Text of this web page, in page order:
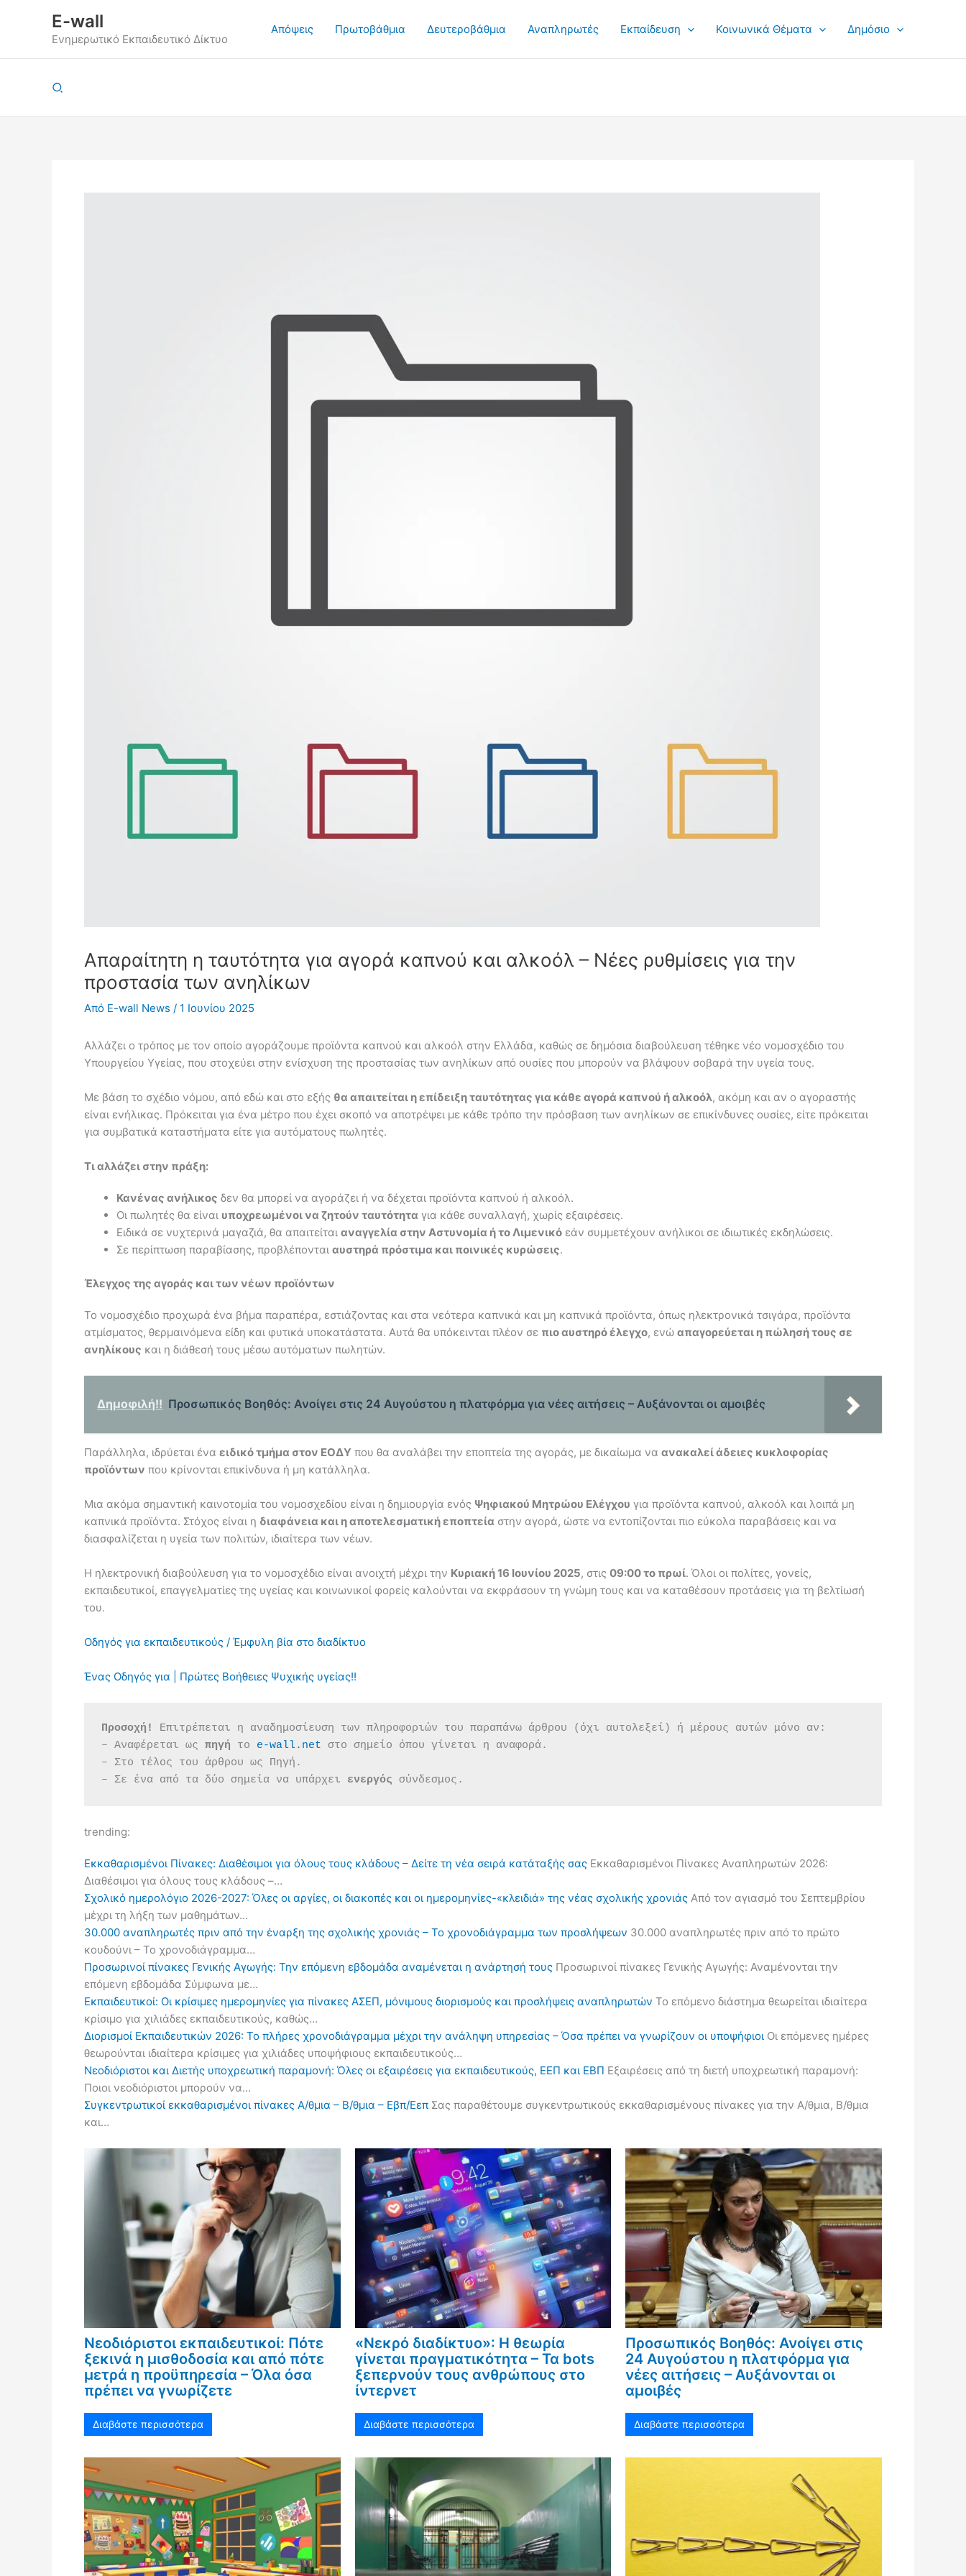
περιεχόμενο
E-wall
Ενημερωτικό Εκπαιδευτικό Δίκτυο
Απόψεις Πρωτοβάθμια Δευτεροβάθμια Αναπληρωτές Εκπαίδευση Κοινωνικά Θέματα Δημόσιο
Αναζήτηση
Απαραίτητη η ταυτότητα για αγορά καπνού και αλκοόλ – Νέες ρυθμίσεις για την
προστασία των ανηλίκων
Από E-wall News / 1 Ιουνίου 2025
Αλλάζει ο τρόπος με τον οποίο αγοράζουμε προϊόντα καπνού και αλκοόλ στην Ελλάδα, καθώς σε δημόσια διαβούλευση τέθηκε νέο νομοσχέδιο του
Υπουργείου Υγείας, που στοχεύει στην ενίσχυση της προστασίας των ανηλίκων από ουσίες που μπορούν να βλάψουν σοβαρά την υγεία τους.
Με βάση το σχέδιο νόμου, από εδώ και στο εξής θα απαιτείται η επίδειξη ταυτότητας για κάθε αγορά καπνού ή αλκοόλ, ακόμη και αν ο αγοραστής
είναι ενήλικας. Πρόκειται για ένα μέτρο που έχει σκοπό να αποτρέψει με κάθε τρόπο την πρόσβαση των ανηλίκων σε επικίνδυνες ουσίες, είτε πρόκειται
για συμβατικά καταστήματα είτε για αυτόματους πωλητές.
Τι αλλάζει στην πράξη:
Κανένας ανήλικος δεν θα μπορεί να αγοράζει ή να δέχεται προϊόντα καπνού ή αλκοόλ.
Οι πωλητές θα είναι υποχρεωμένοι να ζητούν ταυτότητα για κάθε συναλλαγή, χωρίς εξαιρέσεις.
Ειδικά σε νυχτερινά μαγαζιά, θα απαιτείται αναγγελία στην Αστυνομία ή το Λιμενικό εάν συμμετέχουν ανήλικοι σε ιδιωτικές εκδηλώσεις.
Σε περίπτωση παραβίασης, προβλέπονται αυστηρά πρόστιμα και ποινικές κυρώσεις.
Έλεγχος της αγοράς και των νέων προϊόντων
Το νομοσχέδιο προχωρά ένα βήμα παραπέρα, εστιάζοντας και στα νεότερα καπνικά και μη καπνικά προϊόντα, όπως ηλεκτρονικά τσιγάρα, προϊόντα
ατμίσματος, θερμαινόμενα είδη και φυτικά υποκατάστατα. Αυτά θα υπόκεινται πλέον σε πιο αυστηρό έλεγχο, ενώ απαγορεύεται η πώλησή τους σε
ανηλίκους και η διάθεσή τους μέσω αυτόματων πωλητών.
Δημοφιλή!! Προσωπικός Βοηθός: Ανοίγει στις 24 Αυγούστου η πλατφόρμα για νέες αιτήσεις – Αυξάνονται οι αμοιβές
Παράλληλα, ιδρύεται ένα ειδικό τμήμα στον ΕΟΔΥ που θα αναλάβει την εποπτεία της αγοράς, με δικαίωμα να ανακαλεί άδειες κυκλοφορίας
προϊόντων που κρίνονται επικίνδυνα ή μη κατάλληλα.
Μια ακόμα σημαντική καινοτομία του νομοσχεδίου είναι η δημιουργία ενός Ψηφιακού Μητρώου Ελέγχου για προϊόντα καπνού, αλκοόλ και λοιπά μη
καπνικά προϊόντα. Στόχος είναι η διαφάνεια και η αποτελεσματική εποπτεία στην αγορά, ώστε να εντοπίζονται πιο εύκολα παραβάσεις και να
διασφαλίζεται η υγεία των πολιτών, ιδιαίτερα των νέων.
Η ηλεκτρονική διαβούλευση για το νομοσχέδιο είναι ανοιχτή μέχρι την Κυριακή 16 Ιουνίου 2025, στις 09:00 το πρωί. Όλοι οι πολίτες, γονείς,
εκπαιδευτικοί, επαγγελματίες της υγείας και κοινωνικοί φορείς καλούνται να εκφράσουν τη γνώμη τους και να καταθέσουν προτάσεις για τη βελτίωσή
του.
Οδηγός για εκπαιδευτικούς / Έμφυλη βία στο διαδίκτυο
Ένας Οδηγός για | Πρώτες Βοήθειες Ψυχικής υγείας!!
Προσοχή!
Επιτρέπεται η αναδημοσίευση των πληροφοριών του παραπάνω άρθρου (όχι αυτολεξεί) ή μέρους αυτών μόνο αν:
– Αναφέρεται ως πηγή το e-wall.net στο σημείο όπου γίνεται η αναφορά.
– Στο τέλος του άρθρου ως Πηγή.
– Σε ένα από τα δύο σημεία να υπάρχει ενεργός σύνδεσμος.
trending:
Εκκαθαρισμένοι Πίνακες: Διαθέσιμοι για όλους τους κλάδους – Δείτε τη νέα σειρά κατάταξής σας Εκκαθαρισμένοι Πίνακες Αναπληρωτών 2026:
Διαθέσιμοι για όλους τους κλάδους –…
Σχολικό ημερολόγιο 2026-2027: Όλες οι αργίες, οι διακοπές και οι ημερομηνίες-«κλειδιά» της νέας σχολικής χρονιάς Από τον αγιασμό του Σεπτεμβρίου
μέχρι τη λήξη των μαθημάτων…
30.000 αναπληρωτές πριν από την έναρξη της σχολικής χρονιάς – Το χρονοδιάγραμμα των προσλήψεων 30.000 αναπληρωτές πριν από το πρώτο
κουδούνι – Το χρονοδιάγραμμα…
Προσωρινοί πίνακες Γενικής Αγωγής: Την επόμενη εβδομάδα αναμένεται η ανάρτησή τους Προσωρινοί πίνακες Γενικής Αγωγής: Αναμένονται την
επόμενη εβδομάδα Σύμφωνα με…
Εκπαιδευτικοί: Οι κρίσιμες ημερομηνίες για πίνακες ΑΣΕΠ, μόνιμους διορισμούς και προσλήψεις αναπληρωτών Το επόμενο διάστημα θεωρείται ιδιαίτερα
κρίσιμο για χιλιάδες εκπαιδευτικούς, καθώς…
Διορισμοί Εκπαιδευτικών 2026: Το πλήρες χρονοδιάγραμμα μέχρι την ανάληψη υπηρεσίας – Όσα πρέπει να γνωρίζουν οι υποψήφιοι Οι επόμενες ημέρες
θεωρούνται ιδιαίτερα κρίσιμες για χιλιάδες υποψήφιους εκπαιδευτικούς…
Νεοδιόριστοι και Διετής υποχρεωτική παραμονή: Όλες οι εξαιρέσεις για εκπαιδευτικούς, ΕΕΠ και ΕΒΠ Εξαιρέσεις από τη διετή υποχρεωτική παραμονή:
Ποιοι νεοδιόριστοι μπορούν να…
Συγκεντρωτικοί εκκαθαρισμένοι πίνακες Α/θμια – Β/θμια – Εβπ/Εεπ Σας παραθέτουμε συγκεντρωτικούς εκκαθαρισμένους πίνακες για την Α/θμια, Β/θμια
και…
Νεοδιόριστοι εκπαιδευτικοί: Πότε
ξεκινά η μισθοδοσία και από πότε
μετρά η προϋπηρεσία – Όλα όσα
πρέπει να γνωρίζετε
Διαβάστε περισσότερα
«Νεκρό διαδίκτυο»: Η θεωρία
γίνεται πραγματικότητα – Τα bots
ξεπερνούν τους ανθρώπους στο
ίντερνετ
Διαβάστε περισσότερα
Προσωπικός Βοηθός: Ανοίγει στις
24 Αυγούστου η πλατφόρμα για
νέες αιτήσεις – Αυξάνονται οι
αμοιβές
Διαβάστε περισσότερα